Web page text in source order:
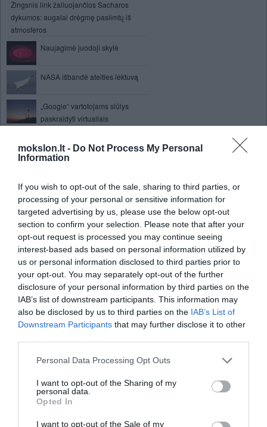
mokslon.lt - Do Not Process My Personal
Information
If you wish to opt-out of the sale, sharing to third parties, or
processing of your personal or sensitive information for
targeted advertising by us, please use the below opt-out
section to confirm your selection. Please note that after your
opt-out request is processed you may continue seeing
interest-based ads based on personal information utilized by
us or personal information disclosed to third parties prior to
your opt-out. You may separately opt-out of the further
disclosure of your personal information by third parties on the
IAB’s list of downstream participants. This information may
also be disclosed by us to third parties on the IAB’s List of
Downstream Participants that may further disclose it to other
Personal Data Processing Opt Outs
I want to opt-out of the Sharing of my
personal data.
Opted In
I want to opt-out of the Sale of my
Žingsnis link žaliuojančios Sacharos
dykumos: augalai drėgmę pasiimtų iš
atmosferos
Naujagimė juodoji skylė
NASA išbandė ateities lėktuvą
„Google“ vartotojams siūlys
paskraidyti virtualiais
Paleontologai iškasė
paslaptingos pabaisos liekanas
prieš 20 metų
Metalinis stiklas
Netrukus bus pradėtos statyti mini
atominės elektrinės
Paukščių Tako mįslės:
antimedžiagos fabrikas
naktiniame danguje. Be to, galaktika,
galaktikų, kurios centre turėtų tūnoti